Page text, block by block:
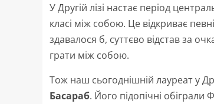
У Другій лізі настає період
класі між собою. Це відкриває
здавалося б, суттєво відстав за
грати між собою.
Тож наш сьогоднішній лауреат у
Басараб. Його підопічні обіграли